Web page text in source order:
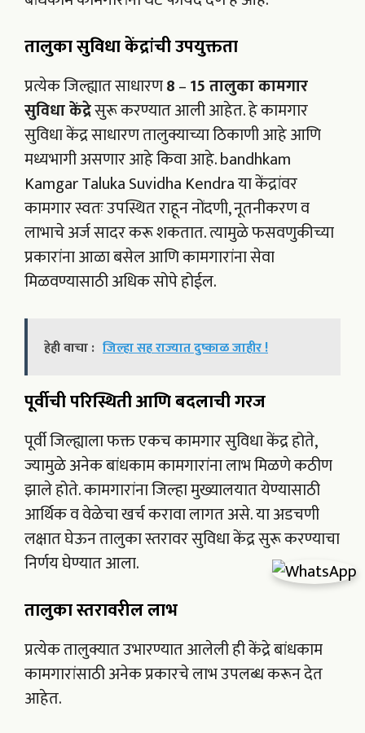
तालुका सुविधाकेंद्रांची उपयुक्तता
प्रत्येक जिल्ह्यात साधारण8–15 तालुका कामगार
सुविधा केंद्रेसुरू करण्यात आली आहेत. हे कामगार
सुविधा केंद्र साधारण तालुक्याच्या ठिकाणी आहे आणि
मध्यभागी असणार आहे किवा आहे. bandhkam
Kamgar Taluka Suvidha Kendra या केंद्रांवर
कामगार स्वतः उपस्थित राहून नोंदणी, नूतनीकरण व
लाभाचे अर्ज सादर करू शकतात. त्यामुळे फसवणुकीच्या
प्रकारांना आळा बसेल आणि कामगारांना सेवा
मिळवण्यासाठी अधिक सोपे होईल.
हेही वाचा : जिल्हा सह राज्यात दुष्काळ जाहीर !
पूर्वीची परिस्थिती आणि बदलाची गरज
पूर्वी जिल्ह्याला फक्त एकच कामगार सुविधा केंद्र होते,
ज्यामुळे अनेक बांधकाम कामगारांना लाभ मिळणे कठीण
झाले होते. कामगारांना जिल्हा मुख्यालयात येण्यासाठी
आर्थिक व वेळेचा खर्च करावा लागत असे. या अडचणी
लक्षात घेऊन तालुका स्तरावर सुविधा केंद्र सुरू करण्याचा
निर्णय घेण्यात आला.
तालुका स्तरावरील लाभ
प्रत्येक तालुक्यात उभारण्यात आलेली ही केंद्रे बांधकाम
कामगारांसाठी अनेक प्रकारचे लाभ उपलब्ध करून देत
आहेत.